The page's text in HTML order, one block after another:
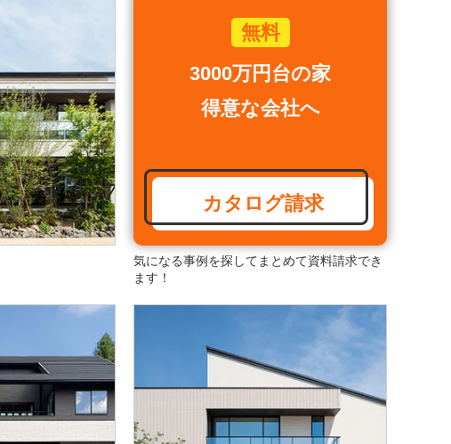
3000万円台の家
得意な会社へ
カタログ請求
気になる事例を探してまとめて資料請求でき
ます！